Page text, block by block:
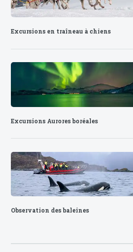
Excursions en traîneau à chiens
Excursions Aurores boréales
Observation des baleines